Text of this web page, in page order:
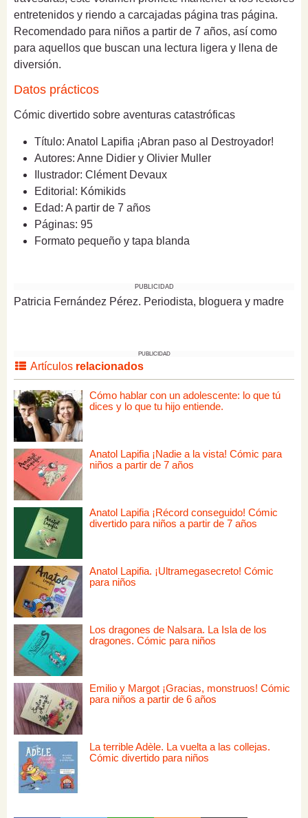
entretenidos y riendo a carcajadas página tras página.
Recomendado para niños a partir de 7 años, así como
para aquellos que buscan una lectura ligera y llena de
diversión.
Datos prácticos
Cómic divertido sobre aventuras catastróficas
Título: Anatol Lapifia ¡Abran paso al Destroyador!
Autores: Anne Didier y Olivier Muller
Ilustrador: Clément Devaux
Editorial: Kómikids
Edad: A partir de 7 años
Páginas: 95
Formato pequeño y tapa blanda
PUBLICIDAD
Patricia Fernández Pérez. Periodista, bloguera y madre
PUBLICIDAD
Artículos relacionados
Cómo hablar con un adolescente: lo que tú
dices y lo que tu hijo entiende.
Anatol Lapifia ¡Nadie a la vista! Cómic para
niños a partir de 7 años
Anatol Lapifia ¡Récord conseguido! Cómic
divertido para niños a partir de 7 años
Anatol Lapifia. ¡Ultramegasecreto! Cómic
para niños
Los dragones de Nalsara. La Isla de los
dragones. Cómic para niños
Emilio y Margot ¡Gracias, monstruos! Cómic
para niños a partir de 6 años
La terrible Adèle. La vuelta a las collejas.
Cómic divertido para niños